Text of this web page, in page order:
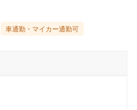
車通勤・マイカー通勤可